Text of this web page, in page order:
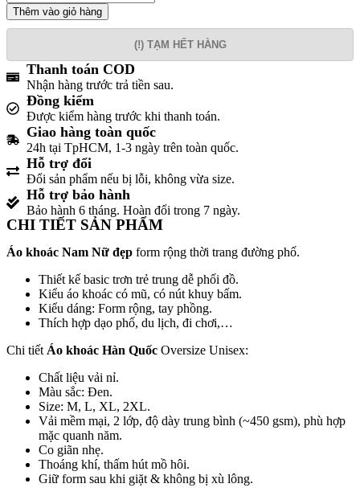
Thêm vào giỏ hàng
(!) TẠM HẾT HÀNG
Thanh toán COD
Nhận hàng trước trả tiền sau.
Đồng kiểm
Được kiểm hàng trước khi thanh toán.
Giao hàng toàn quốc
24h tại TpHCM, 1-3 ngày trên toàn quốc.
Hỗ trợ đổi
Đổi sản phẩm nếu bị lỗi, không vừa size.
Hỗ trợ bảo hành
Bảo hành 6 tháng. Hoàn đổi trong 7 ngày.
CHI TIẾT SẢN PHẨM
Áo khoác Nam Nữ đẹp form rộng thời trang đường phố.
Thiết kế basic trơn trẻ trung dễ phối đồ.
Kiểu áo khoác có mũ, có nút khuy bấm.
Kiểu dáng: Form rộng, tay phồng.
Thích hợp dạo phố, du lịch, đi chơi,…
Chi tiết Áo khoác Hàn Quốc Oversize Unisex:
Chất liệu vải nỉ.
Màu sắc: Đen.
Size: M, L, XL, 2XL.
Vải mềm mại, 2 lớp, độ dày trung bình (~450 gsm), phù hợp
mặc quanh năm.
Co giãn nhẹ.
Thoáng khí, thấm hút mồ hôi.
Giữ form sau khi giặt & không bị xù lông.